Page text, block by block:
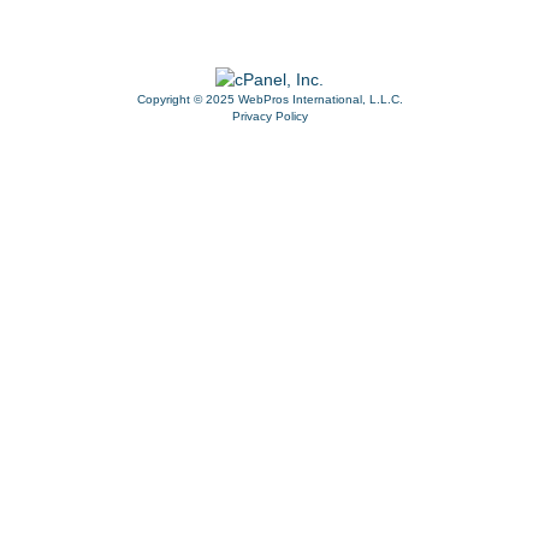
Copyright © 2025 WebPros International, L.L.C.
Privacy Policy